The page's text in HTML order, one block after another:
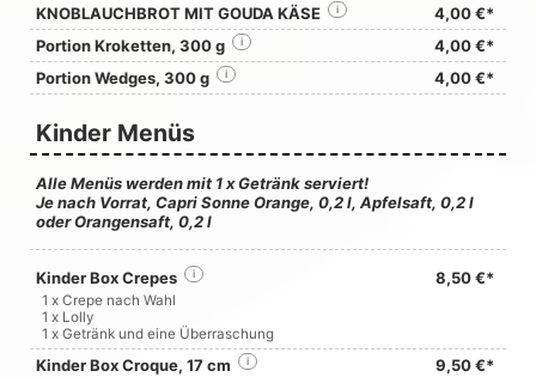
KNOBLAUCHBROT MIT GOUDA KÄSE 4,00 €*
i
Portion Kroketten, 300 g 4,00 €*
i
Portion Wedges, 300 g 4,00 €*
i
Kinder Menüs
Alle Menüs werden mit 1 x Getränk serviert!
Je nach Vorrat, Capri Sonne Orange, 0,2 l, Apfelsaft, 0,2 l
oderOrangensaft, 0,2 l
Kinder Box Crepes 8,50 €*
i
1 x Crepe nach Wahl
1 x Lolly
1 x Getränk und eine Überraschung
Kinder Box Croque, 17 cm 9,50 €*
i